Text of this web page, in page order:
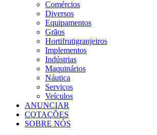
Comércios
Diversos
Equipamentos
Grãos
Hortifrutigranjeiros
Implementos
Indústrias
Maquinários
Náutica
Serviços
Veículos
ANUNCIAR
COTAÇÕES
SOBRE NÓS